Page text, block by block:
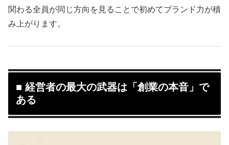
関わる全員が同じ方向を見ることで初めてブランド力が積
み上がります。
■ 経営者の最大の武器は「創業の本音」で
ある